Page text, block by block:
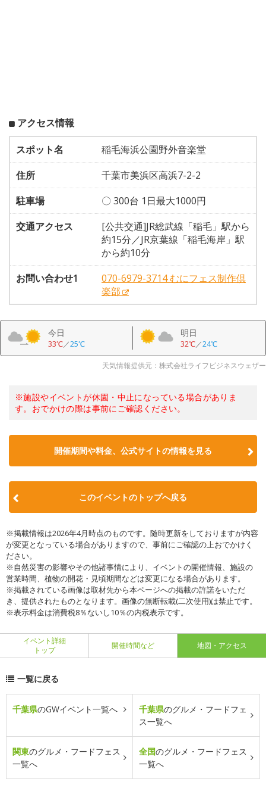
アクセス情報
スポット名
稲毛海浜公園野外音楽堂
住所
千葉市美浜区高浜7-2-2
駐車場
〇 300台 1日最大1000円
交通アクセス
[公共交通]JR総武線「稲毛」駅から
約15分／JR京葉線「稲毛海岸」駅
から約10分
お問い合わせ1
070-6979-3714 むにフェス制作倶
楽部
今日
33℃／25℃
明日
32℃／24℃
天気情報提供元：株式会社ライフビジネスウェザー
※施設やイベントが休園・中止になっている場合がありま
す。おでかけの際は事前にご確認ください。
開催期間や料金、公式サイトの情報を見る
このイベントのトップへ戻る
※掲載情報は2026年4月時点のものです。随時更新をしておりますが内容
が変更となっている場合がありますので、事前にご確認の上おでかけく
ださい。
※自然災害の影響やその他諸事情により、イベントの開催情報、施設の
営業時間、植物の開花・見頃期間などは変更になる場合があります。
※掲載されている画像は取材先から本ページへの掲載の許諾をいただ
き、提供されたものとなります。画像の無断転載(二次使用)は禁止です。
※表示料金は消費税8％ないし10％の内税表示です。
イベント詳細
トップ
開催時間など 地図・アクセス
一覧に戻る
千葉県のGWイベント一覧へ 千葉県のグルメ・フードフェ
ス一覧へ
関東のグルメ・フードフェス
一覧へ
全国のグルメ・フードフェス
一覧へ